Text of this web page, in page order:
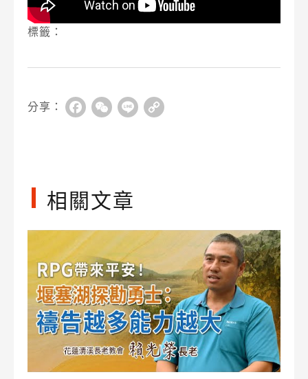
標籤：
分享： FacebookWeChat
Line
相關文章